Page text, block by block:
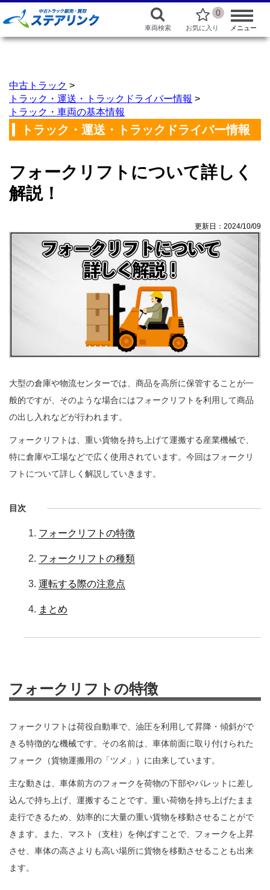
車両検索
0
お気に入り メニュー
中古トラック >
トラック・運送・トラックドライバー情報 >
トラック・車両の基本情報
トラック・運送・トラックドライバー情報
フォークリフトについて詳しく
解説！
更新日：2024/10/09
大型の倉庫や物流センターでは、商品を高所に保管することが一
般的ですが、そのような場合にはフォークリフトを利用して商品
の出し入れなどが行われます。
フォークリフトは、重い貨物を持ち上げて運搬する産業機械で、
特に倉庫や工場などで広く使用されています。今回はフォークリ
フトについて詳しく解説していきます。
目次
フォークリフトの特徴
フォークリフトの種類
運転する際の注意点
まとめ
フォークリフトの特徴
フォークリフトは荷役自動車で、油圧を利用して昇降・傾斜がで
きる特徴的な機械です。その名前は、車体前面に取り付けられた
フォーク（貨物運搬用の「ツメ」）に由来しています。
主な動きは、車体前方のフォークを荷物の下部やパレットに差し
込んで持ち上げ、運搬することです。重い荷物を持ち上げたまま
走行できるため、効率的に大量の重い貨物を移動させることがで
きます。また、マスト（支柱）を伸ばすことで、フォークを上昇
させ、車体の高さよりも高い場所に貨物を移動させることも出来
ます。